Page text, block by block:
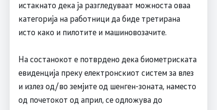
истакнато дека ја разгледуваат можноста оваа
категорија на работници да биде третирана
исто како и пилотите и машиновозачите.
На состанокот е потврдено дека биометриската
евиденција преку електронскиот систем за влез
и излез од/во земјите од шенген-зоната, наместо
од почетокот од април, се одложува до